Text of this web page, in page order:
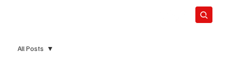
All Posts